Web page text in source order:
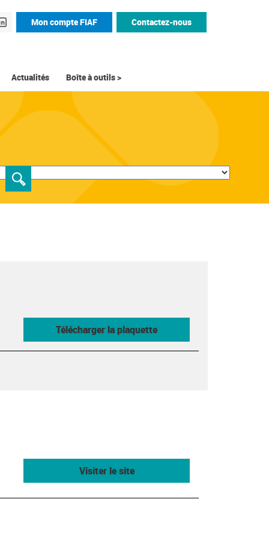
Mon compte FIAF Contactez-nous
Actualités Boîte à outils >
Télécharger la plaquette
Visiter le site